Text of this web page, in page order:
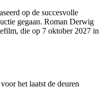
op de succesvolle
gegaan. Roman Derwig
die op 7 oktober 2027 in
het laatst de deuren